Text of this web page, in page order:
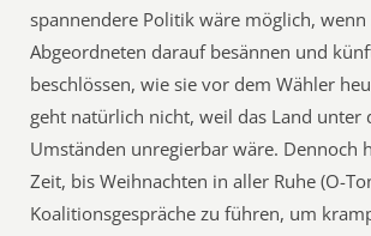
spannendere Politik wäre möglich, wenn
Abgeordneten darauf besännen und
beschlössen, wie sie vor dem Wähler
geht natürlich nicht, weil das Land unter
Umständen unregierbar wäre. Dennoch
Zeit, bis Weihnachten in aller Ruhe (O-
Koalitionsgespräche zu führen, um